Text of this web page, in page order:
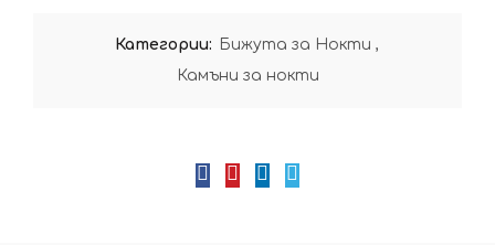
Категории: Бижута за Нокти ,
Камъни за нокти